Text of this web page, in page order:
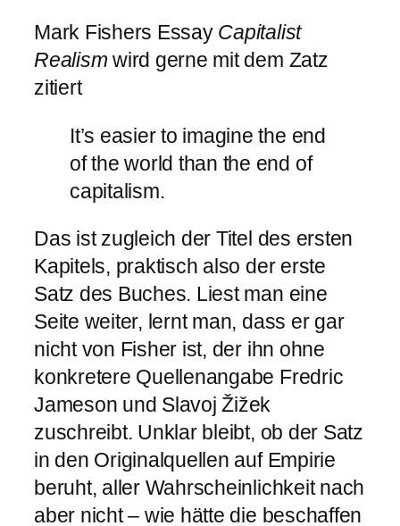
Mark Fishers Essay Capitalist
Realism wird gerne mit dem Zatz
zitiert
It’s easier to imagine the end
of the world than the end of
capitalism.
Das ist zugleich der Titel des ersten
Kapitels, praktisch also der erste
Satz des Buches. Liest man eine
Seite weiter, lernt man, dass er gar
nicht von Fisher ist, der ihn ohne
konkretere Quellenangabe Fredric
Jameson und Slavoj Žižek
zuschreibt. Unklar bleibt, ob der Satz
in den Originalquellen auf Empirie
beruht, aller Wahrscheinlichkeit nach
aber nicht – wie hätte die beschaffen